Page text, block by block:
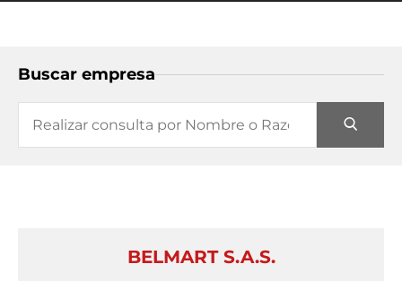
Buscar empresa
BELMART S.A.S.